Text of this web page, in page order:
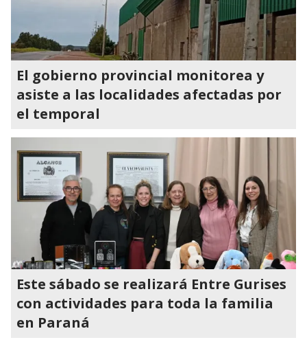
El gobierno provincial monitorea y
asiste a las localidades afectadas por
el temporal
Este sábado se realizará Entre Gurises
con actividades para toda la familia
en Paraná